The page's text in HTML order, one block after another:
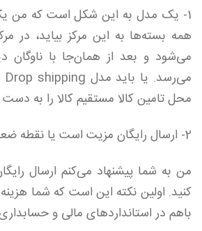
1- یک مدل به این شکل است که من یک
همه بسته‌ها به این مرکز بیاید، در
می‌شود و بعد از همان‌جا با
محل تامین کالا مستقیم کالا را به
2- ارسال رایگان مزیت است یا نقطه ضعف است.
من به شما پیشنهاد می‌کنم ارسال
کنید. اولین نکته این است که شما هزینه
باهم در استانداردهای مالی و حسابداری